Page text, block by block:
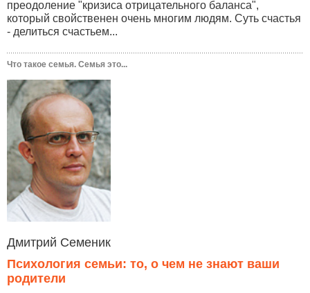
преодоление "кризиса отрицательного баланса",
который свойственен очень многим людям. Суть счастья
- делиться счастьем...
Что такое семья. Семья это...
Дмитрий Семеник
Психология семьи: то, о чем не знают ваши
родители